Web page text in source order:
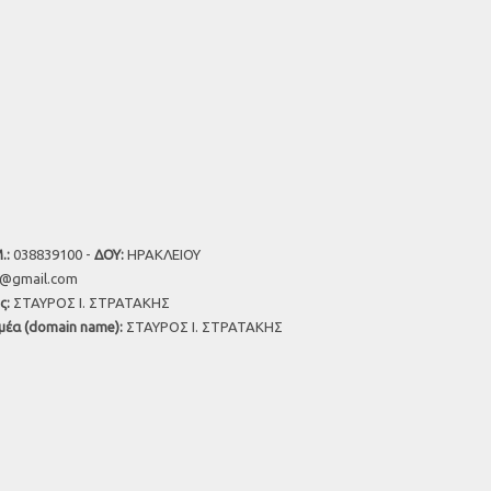
038839100 - ΔΟΥ: ΗΡΑΚΛΕΙΟΥ
ΣΤΑΥΡΟΣ Ι. ΣΤΡΑΤΑΚΗΣ
(domain name): ΣΤΑΥΡΟΣ Ι. ΣΤΡΑΤΑΚΗΣ